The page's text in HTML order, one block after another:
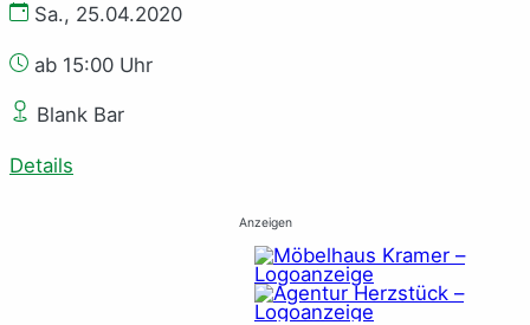
Sa., 25.04.2020
ab 15:00 Uhr
Blank Bar
Details
Anzeigen